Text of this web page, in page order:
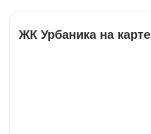
ЖК Урбаника на карте